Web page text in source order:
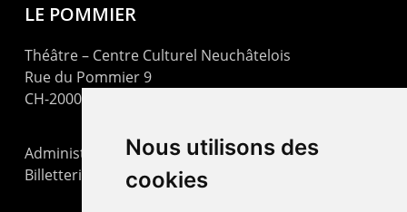
Nous utilisons des
cookies
LE POMMIER
Théâtre – Centre Culturel Neuchâtelois
Rue du Pommier 9
CH-2000 Neuchâtel
Administration : +41 32 725 03 03
Billetterie : +41 32 725 05 05